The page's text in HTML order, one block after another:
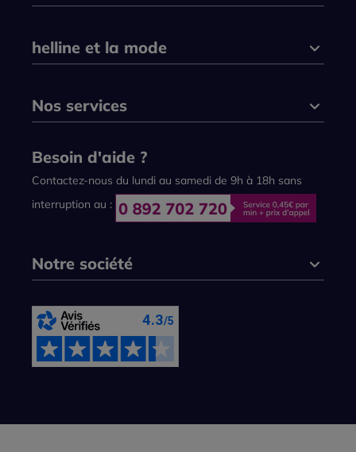
helline et la mode
Nos services
Besoin d'aide ?
Contactez-nous du lundi au samedi de 9h à 18h sans
interruption au :
Notre société